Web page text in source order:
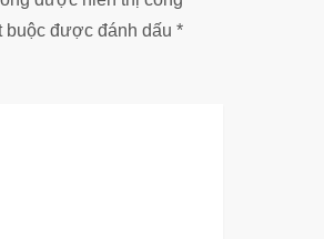
buộc được đánh dấu *